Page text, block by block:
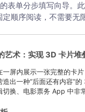
表单分步填写向导。
顺序阅读，不需要无
艺术：实现 3D 卡片堆
一屏内展示一张完整的卡
出一种“后面还有内容”
换、电影票务 App 中非